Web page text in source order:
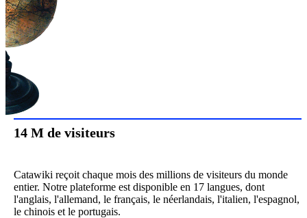
14 M de visiteurs
Catawiki reçoit chaque mois des millions de visiteurs du monde
entier. Notre plateforme est disponible en 17 langues, dont
l'anglais, l'allemand, le français, le néerlandais, l'italien, l'espagnol,
le chinois et le portugais.